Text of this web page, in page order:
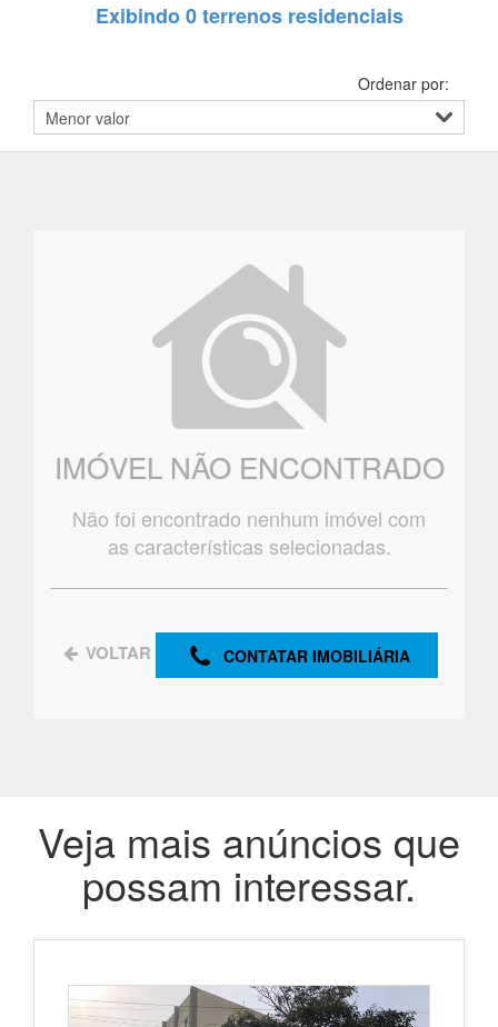
Exibindo 0 terrenos residenciais
Ordenar por:
IMÓVEL NÃO ENCONTRADO
Não foi encontrado nenhum imóvel com
as características selecionadas.
VOLTAR CONTATAR IMOBILIÁRIA
Veja mais anúncios que
possam interessar.